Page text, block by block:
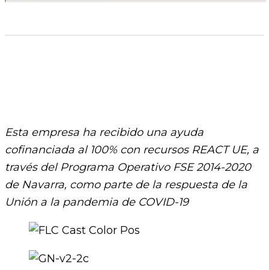
Esta empresa ha recibido una ayuda
cofinanciada al 100% con recursos REACT UE, a
través del Programa Operativo FSE 2014-2020
de Navarra, como parte de la respuesta de la
Unión a la pandemia de COVID-19